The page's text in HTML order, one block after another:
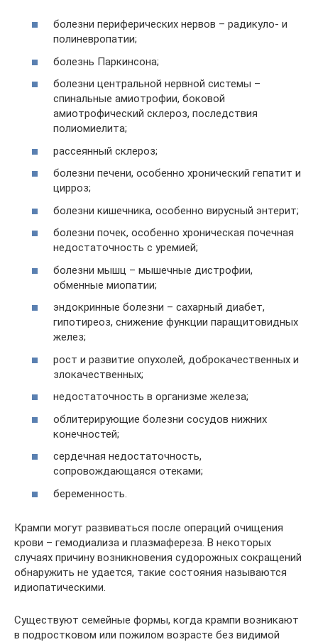
болезни периферических нервов – радикуло- и
полиневропатии;
болезнь Паркинсона;
болезни центральной нервной системы –
спинальные амиотрофии, боковой
амиотрофический склероз, последствия
полиомиелита;
рассеянный склероз;
болезни печени, особенно хронический гепатит и
цирроз;
болезни кишечника, особенно вирусный энтерит;
болезни почек, особенно хроническая почечная
недостаточность с уремией;
болезни мышц – мышечные дистрофии,
обменные миопатии;
эндокринные болезни – сахарный диабет,
гипотиреоз, снижение функции паращитовидных
желез;
рост и развитие опухолей, доброкачественных и
злокачественных;
недостаточность в организме железа;
облитерирующие болезни сосудов нижних
конечностей;
сердечная недостаточность,
сопровождающаяся отеками;
беременность.
Крампи могут развиваться после операций очищения
крови – гемодиализа и плазмафереза. В некоторых
случаях причину возникновения судорожных сокращений
обнаружить не удается, такие состояния называются
идиопатическими.
Существуют семейные формы, когда крампи возникают
в подростковом или пожилом возрасте без видимой